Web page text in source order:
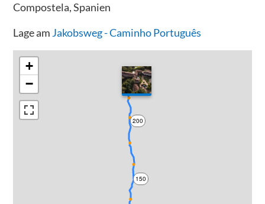
Compostela, Spanien
Lage am Jakobsweg - Caminho Português
150
200
+
−